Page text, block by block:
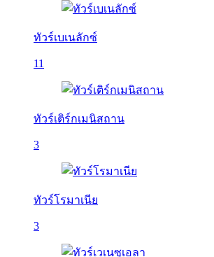
ทัวร์เบเนลักซ์
11
ทัวร์เติร์กเมนิสถาน
3
ทัวร์โรมาเนีย
3